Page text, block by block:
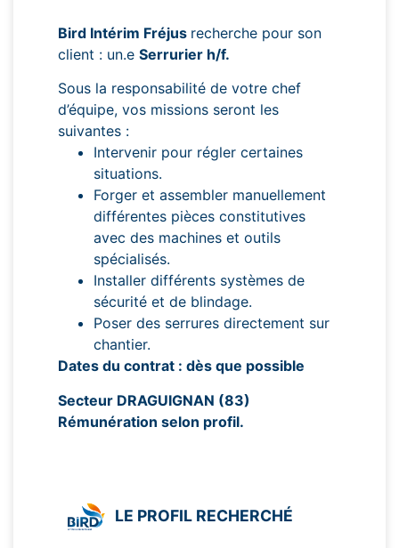
Bird Intérim Fréjus recherche pour son
client : un.e Serrurier h/f.
Sous la responsabilité de votre chef
d’équipe, vos missions seront les
suivantes :
Intervenir pour régler certaines
situations.
Forger et assembler manuellement
différentes pièces constitutives
avec des machines et outils
spécialisés.
Installer différents systèmes de
sécurité et de blindage.
Poser des serrures directement sur
chantier.
Dates du contrat : dès que possible
Secteur DRAGUIGNAN (83)
Rémunération selon profil.
LE PROFIL RECHERCHÉ